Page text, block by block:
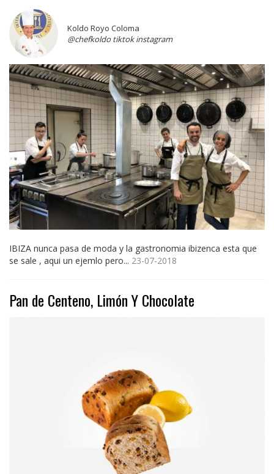
Koldo Royo Coloma
@chefkoldo tiktok instagram
IBIZA nunca pasa de moda y la gastronomia ibizenca esta que
se sale , aqui un ejemlo pero... 23-07-2018
Pan de Centeno, Limón Y Chocolate